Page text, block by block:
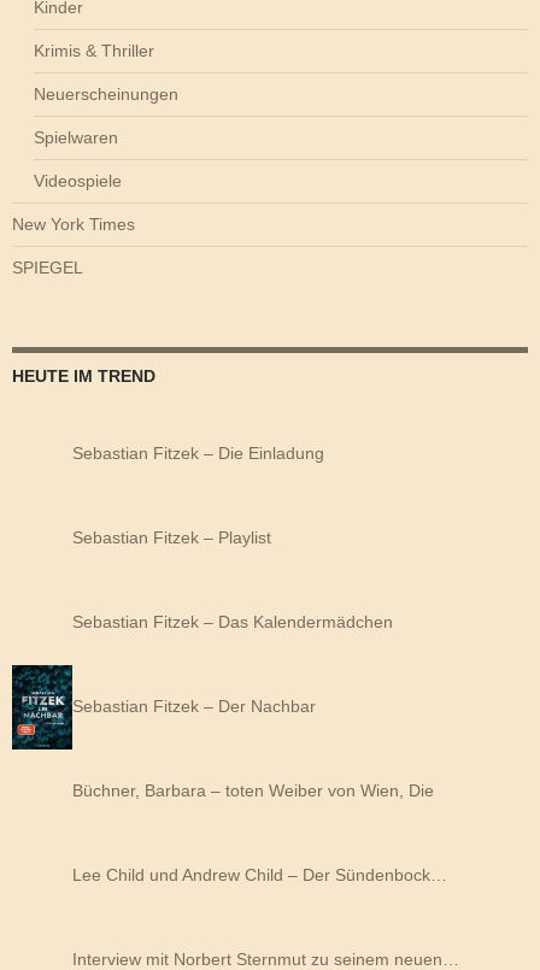
Kinder
Krimis & Thriller
Neuerscheinungen
Spielwaren
Videospiele
New York Times
SPIEGEL
HEUTE IM TREND
Sebastian Fitzek – Die Einladung
Sebastian Fitzek – Playlist
Sebastian Fitzek – Das Kalendermädchen
Sebastian Fitzek – Der Nachbar
Büchner, Barbara – toten Weiber von Wien, Die
Lee Child und Andrew Child – Der Sündenbock…
Interview mit Norbert Sternmut zu seinem neuen…